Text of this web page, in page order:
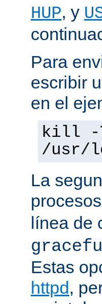
HUP, y
Para
escribir
en el
kill -
/usr/
La
procesos
línea de
Estas
httpd,